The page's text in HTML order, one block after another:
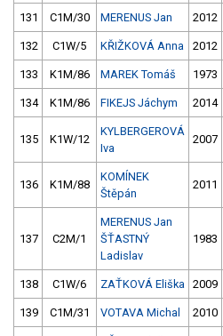
131 C1M/30 MERENUS Jan 2012
132 C1W/5 KŘIŽKOVÁ Anna 2012
133 K1M/86 MAREK Tomáš 1973
134 K1M/86 FIKEJS Jáchym 2014
135 K1W/12
KYLBERGEROVÁ
Iva
2007
136 K1M/88
KOMÍNEK
Štěpán
2011
137 C2M/1
MERENUS Jan
ŠŤASTNÝ
Ladislav
1983
138 C1W/6 ZAŤKOVÁ Eliška 2009
139 C1M/31 VOTAVA Michal 2010